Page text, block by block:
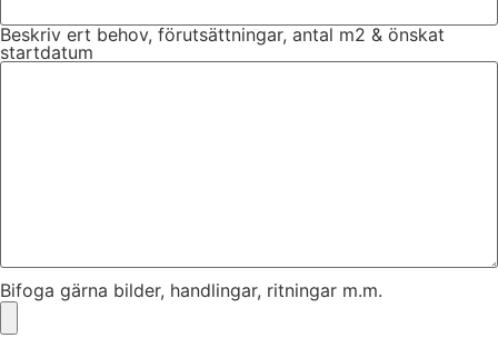
Beskriv ert behov, förutsättningar, antal m2 & önskat
startdatum
Bifoga gärna bilder, handlingar, ritningar m.m.